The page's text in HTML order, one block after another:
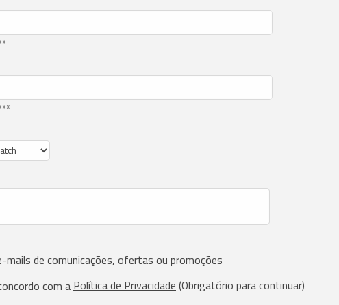
mails de comunicações, ofertas ou promoções
com aPolítica de Privacidade(Obrigatório para continuar)